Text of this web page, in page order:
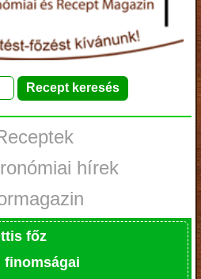
hírek
főz
finomságai